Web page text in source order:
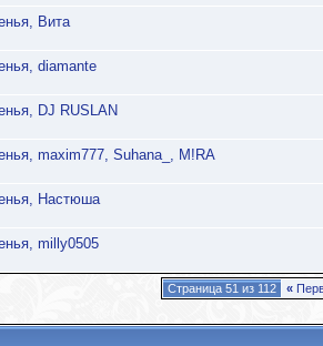
Вита
diamante
DJ RUSLAN
maxim777, Suhana_, M!RA
Настюша
milly0505
Страница 51 из 112 «